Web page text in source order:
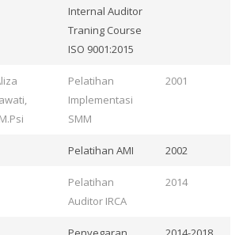
Internal Auditor
Traning Course
ISO 9001:2015
Pelatihan
Implementasi
SMM
2001
Pelatihan AMI 2002
Pelatihan
Auditor IRCA
2014